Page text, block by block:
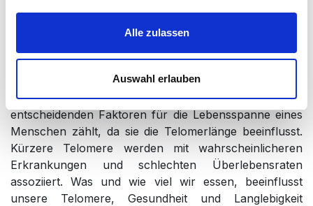
Alle zulassen
Auswahl erlauben
Speisen unter Hinzugabe von Fetten, Ölen und Salz
und mit minderwertigem Kochgeschirr verursacht
werden.
LÄNGERES LEBEN:Neueste wissenschaftliche Studien
beweisen, dass die gesunde Ernährung zu den
entscheidenden Faktoren für die Lebensspanne eines
Menschen zählt, da sie die Telomerlänge beeinflusst.
Kürzere Telomere werden mit wahrscheinlicheren
Erkrankungen und schlechten Überlebensraten
assoziiert. Was und wie viel wir essen, beeinflusst
unsere Telomere, Gesundheit und Langlebigkeit